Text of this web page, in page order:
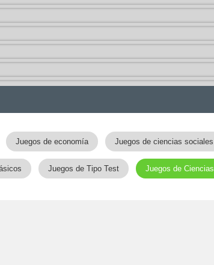
Juegos de economía Juegos de ciencias sociales
Juegos de Tipo Test Juegos de Ciencias